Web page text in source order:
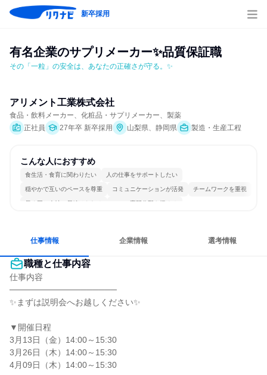
新卒採用
有名企業のサプリメーカー✨品質保証職
その「一粒」の安全は、あなたの正確さが守る。✨
アリメント工業株式会社
食品・飲料メーカー、化粧品・サプリメーカー、製薬
正社員
27年卒 新卒採用 山梨県、静岡県 製造・生産工程
こんな人におすすめ
食生活・食育に関わりたい 人の仕事をサポートしたい
穏やかで互いのペースを尊重 コミュニケーションが活発 チームワークを重視
長く同じ会社に居続けられる 一つの専門分野を極める
仕事情報 企業情報 選考情報
職種と仕事内容
仕事内容
──────────────────
✨まずは説明会へお越しください✨
▼開催日程
3月13日（金）14:00～15:30
3月26日（木）14:00～15:30
4月09日（木）14:00～15:30